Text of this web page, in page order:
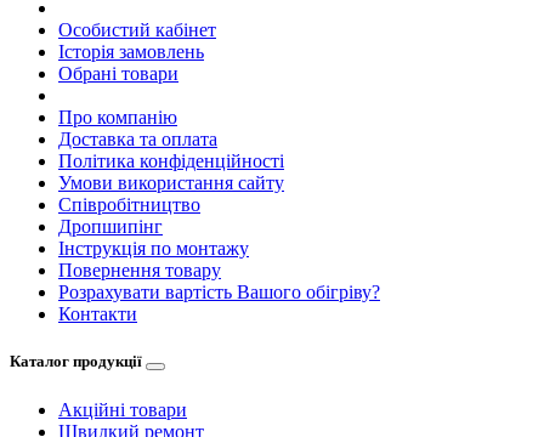
Особистий кабінет
Історія замовлень
Обрані товари
Про компанію
Доставка та оплата
Політика конфіденційності
Умови використання сайту
Співробітництво
Дропшипінг
Інструкція по монтажу
Повернення товару
Розрахувати вартість Вашого обігріву?
Контакти
Каталог продукції
Акційні товари
Швидкий ремонт